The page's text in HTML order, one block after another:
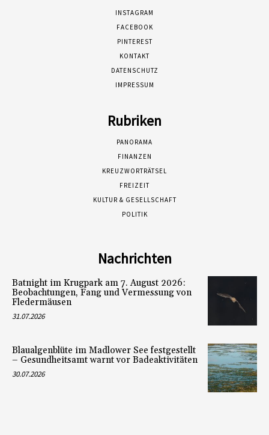
INSTAGRAM
FACEBOOK
PINTEREST
KONTAKT
DATENSCHUTZ
IMPRESSUM
Rubriken
PANORAMA
FINANZEN
KREUZWORTRÄTSEL
FREIZEIT
KULTUR & GESELLSCHAFT
POLITIK
Nachrichten
Batnight im Krugpark am 7. August 2026:
Beobachtungen, Fang und Vermessung von
Fledermäusen
31.07.2026
Blaualgenblüte im Madlower See festgestellt
– Gesundheitsamt warnt vor Badeaktivitäten
30.07.2026